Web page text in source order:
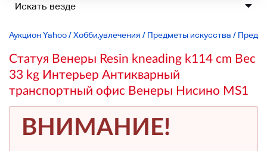
Аукцион Yahoo/Хобби,увлечения / Предметы искусства /
Статуя Венеры Resin kneading k114 cm Вес
33 kg Интерьер Антикварный
транспортный офис Венеры Нисино MS1
ВНИМАНИЕ!